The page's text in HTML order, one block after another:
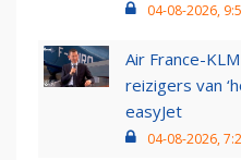
04-08-2026,
Air France-
reizigers van
easyJet
04-08-2026,